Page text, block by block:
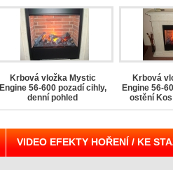
Krbová vložka Mystic
Engine 56-600 pozadí cihly,
denní pohled
Krbová
Engine 56-
ostění
VIDEO EFEKTY HOŘENÍ / KE